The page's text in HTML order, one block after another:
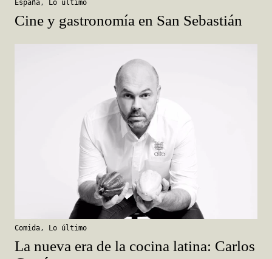
Lo último
La nueva era de la cocina latina: Carlos
García